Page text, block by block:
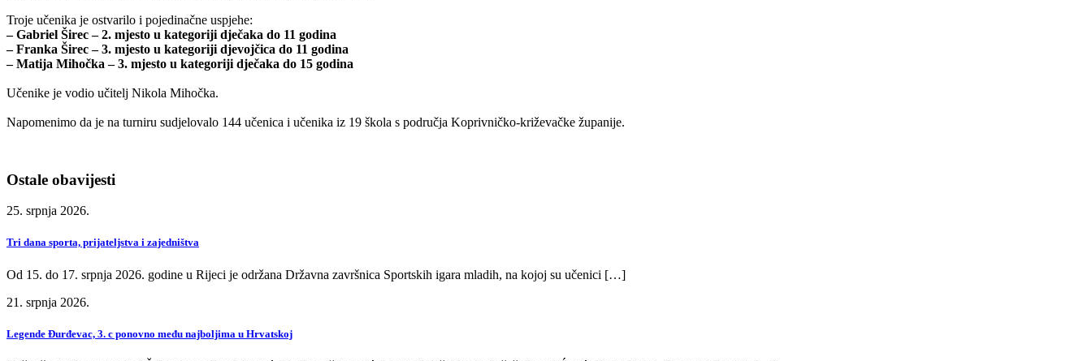
Troje učenika je ostvarilo i pojedinačne uspjehe:
– Gabriel Širec – 2. mjesto u kategoriji dječaka do 11 godina
– Franka Širec – 3. mjesto u kategoriji djevojčica do 11 godina
– Matija Mihočka – 3. mjesto u kategoriji dječaka do 15 godina
Učenike je vodio učitelj Nikola Mihočka.
Napomenimo da je na turniru sudjelovalo 144 učenica i učenika iz 19 škola s područja Koprivničko-križevačke županije.
Ostale obavijesti
25. srpnja 2026.
Tri dana sporta, prijateljstva i zajedništva
Od 15. do 17. srpnja 2026. godine u Rijeci je održana Državna završnica Sportskih igara mladih, na kojoj su učenici […]
21. srpnja 2026.
Legende Đurđevac, 3. c ponovno među najboljima u Hrvatskoj